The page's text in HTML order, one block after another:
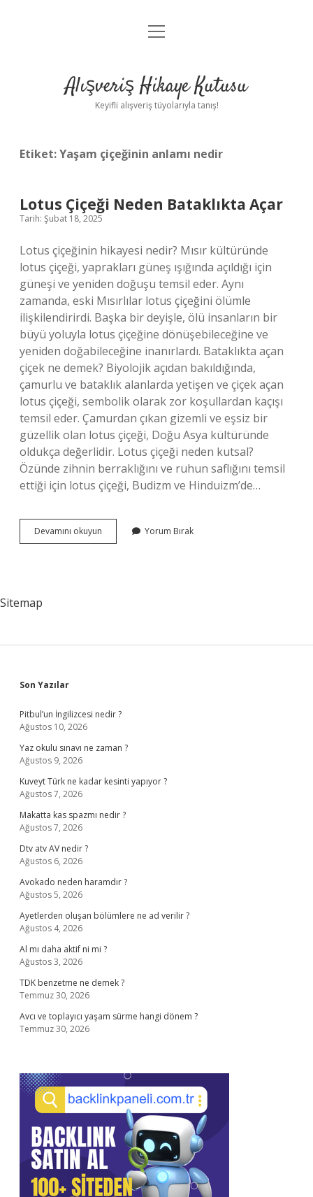
Anasayfa
Yasal Uyarı
menüyü
Alışveriş Hikaye Kutusu
Keyifli alışveriş tüyolarıyla tanış!
Etiket:Yaşam çiçeğinin anlamı nedir
Lotus Çiçeği Neden Bataklıkta Açar
Tarih: Şubat 18, 2025
Lotus çiçeğinin hikayesi nedir? Mısır kültüründe
lotus çiçeği, yaprakları güneş ışığında açıldığı için
güneşi ve yeniden doğuşu temsil eder. Aynı
zamanda, eski Mısırlılar lotus çiçeğini ölümle
ilişkilendirirdi. Başka bir deyişle, ölü insanların bir
büyü yoluyla lotus çiçeğine dönüşebileceğine ve
yeniden doğabileceğine inanırlardı. Bataklıkta açan
çiçek ne demek? Biyolojik açıdan bakıldığında,
çamurlu ve bataklık alanlarda yetişen ve çiçek açan
lotus çiçeği, sembolik olarak zor koşullardan kaçışı
temsil eder. Çamurdan çıkan gizemli ve eşsiz bir
güzellik olan lotus çiçeği, Doğu Asya kültüründe
oldukça değerlidir. Lotus çiçeği neden kutsal?
Özünde zihnin berraklığını ve ruhun saflığını temsil
ettiği için lotus çiçeği, Budizm ve Hinduizm’de…
Devamını okuyun
Çiçeği
Yorum Bırak
Sitemap
Sidebar
Son Yazılar
Pitbul’un İngilizcesi nedir ?
Ağustos 10, 2026
Yaz okulu sınavı ne zaman ?
Ağustos 9, 2026
Kuveyt Türk ne kadar kesinti yapıyor ?
Ağustos 7, 2026
Makatta kas spazmı nedir ?
Ağustos 7, 2026
Dtv atv AV nedir ?
Ağustos 6, 2026
Avokado neden haramdır ?
Ağustos 5, 2026
Ayetlerden oluşan bölümlere ne ad verilir ?
Ağustos 4, 2026
Al mı daha aktif ni mi ?
Ağustos 3, 2026
TDK benzetme ne demek ?
Temmuz 30, 2026
Avcı ve toplayıcı yaşam sürme hangi dönem ?
Temmuz 30, 2026